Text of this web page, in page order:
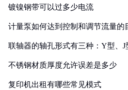
镀镍钢带可以过多少电流
计量泵如何达到控制和调节流量的
联轴器的轴孔形式有三种：Y型、J
不锈钢材质厚度允许误差是多少
复印机出租有哪些常见模式